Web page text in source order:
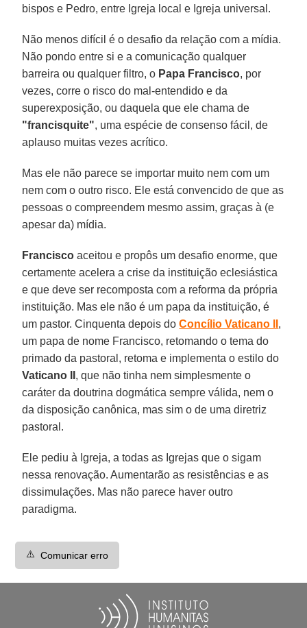
bispos e Pedro, entre Igreja local e Igreja universal.
Não menos difícil é o desafio da relação com a mídia.
Não pondo entre si e a comunicação qualquer
barreira ou qualquer filtro, o Papa Francisco, por
vezes, corre o risco do mal-entendido e da
superexposição, ou daquela que ele chama de
"francisquite", uma espécie de consenso fácil, de
aplauso muitas vezes acrítico.
Mas ele não parece se importar muito nem com um
nem com o outro risco. Ele está convencido de que as
pessoas o compreendem mesmo assim, graças à (e
apesar da) mídia.
Francisco aceitou e propôs um desafio enorme, que
certamente acelera a crise da instituição eclesiástica
e que deve ser recomposta com a reforma da própria
instituição. Mas ele não é um papa da instituição, é
um pastor. Cinquenta depois doConcílio Vaticano II ,
um papa de nome Francisco, retomando o tema do
primado da pastoral, retoma e implementa o estilo do
Vaticano II , que não tinha nem simplesmente o
caráter da doutrina dogmática sempre válida, nem o
da disposição canônica, mas sim o de uma diretriz
pastoral.
Ele pediu à Igreja, a todas as Igrejas que o sigam
nessa renovação. Aumentarão as resistências e as
dissimulações. Mas não parece haver outro
paradigma.
⚠️ Comunicar erro